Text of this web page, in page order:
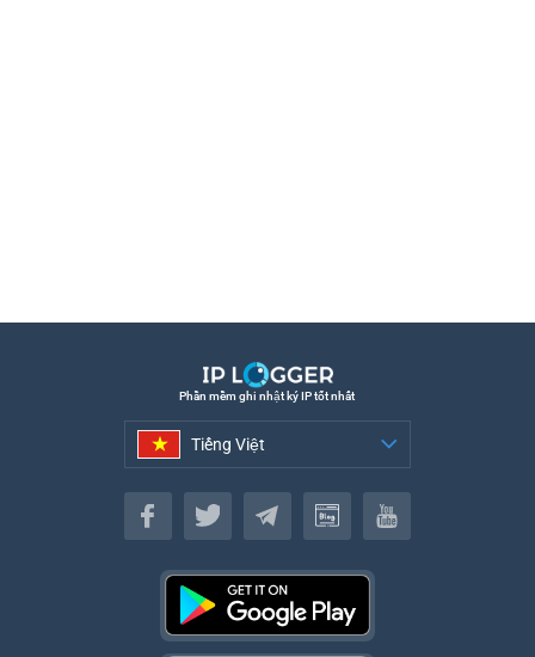
Phần mềm ghi nhật ký IP tốt nhất
Tiếng Việt
Tiếng Việt